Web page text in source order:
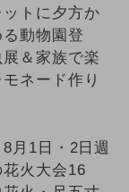
トに夕方か
る動物園登
＆家族で楽
ネード作り
8月1日・2日週
火大会16